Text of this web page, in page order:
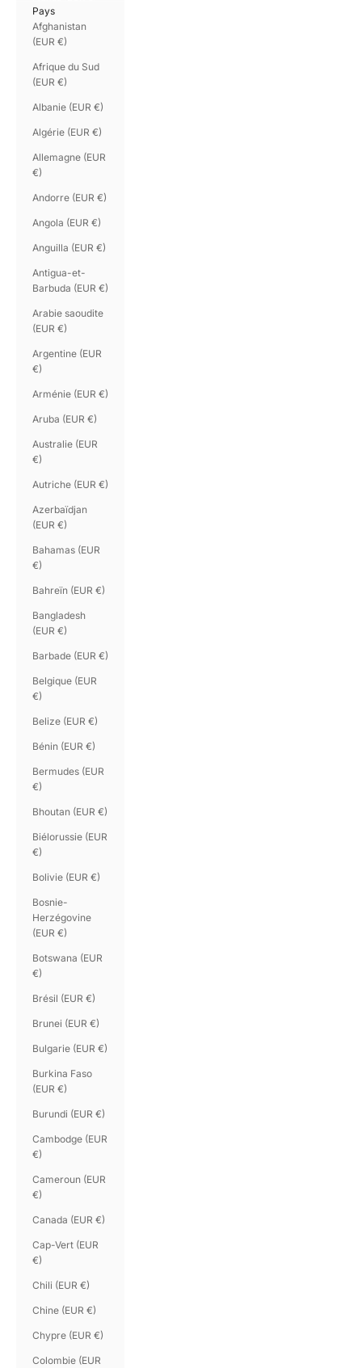
Pays
Afghanistan
(EUR €)
Afrique du Sud
(EUR €)
Albanie (EUR €)
Algérie (EUR €)
Allemagne (EUR
€)
Andorre (EUR €)
Angola (EUR €)
Anguilla (EUR €)
Antigua-et-
Barbuda (EUR €)
Arabie saoudite
(EUR €)
Argentine (EUR
€)
Arménie (EUR €)
Aruba (EUR €)
Australie (EUR
€)
Autriche (EUR €)
Azerbaïdjan
(EUR €)
Bahamas (EUR
€)
Bahreïn (EUR €)
Bangladesh
(EUR €)
Barbade (EUR €)
Belgique (EUR
€)
Belize (EUR €)
Bénin (EUR €)
Bermudes (EUR
€)
Bhoutan (EUR €)
Biélorussie (EUR
€)
Bolivie (EUR €)
Bosnie-
Herzégovine
(EUR €)
Botswana (EUR
€)
Brésil (EUR €)
Brunei (EUR €)
Bulgarie (EUR €)
Burkina Faso
(EUR €)
Burundi (EUR €)
Cambodge (EUR
€)
Cameroun (EUR
€)
Canada (EUR €)
Cap-Vert (EUR
€)
Chili (EUR €)
Chine (EUR €)
Chypre (EUR €)
Colombie (EUR